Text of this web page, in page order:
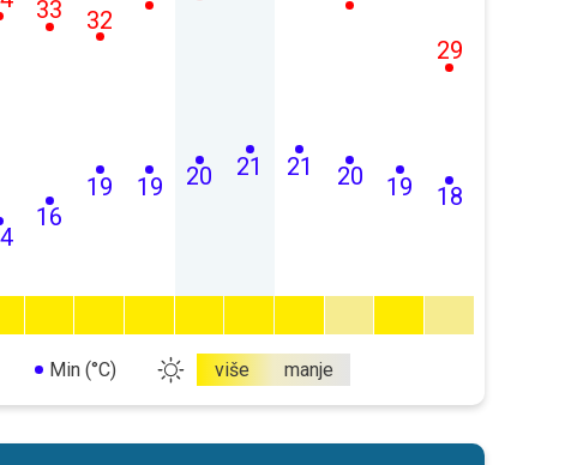
16
33
19
32
19 20 21 21 20 19 18
29
Min (°C) više manje